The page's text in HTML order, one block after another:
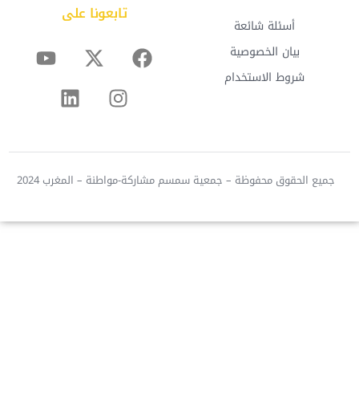
أسئلة شائعة
بيان الخصوصية
شروط الاستخدام
تابعونا على
الحقوق محفوظة – جمعية سمسم مشاركة-مواطنة – المغرب 2024